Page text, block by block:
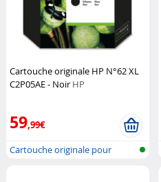
Cartouche originale HP N°62 XL
C2P05AE - Noir HP
59,99€
Cartouche originale pour